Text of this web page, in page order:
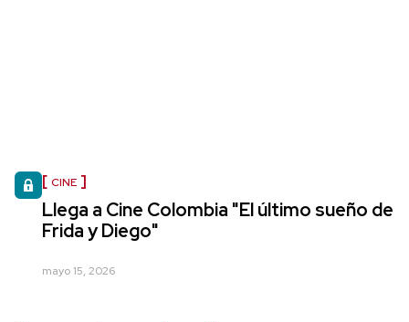
CINE
Llega a Cine Colombia "El último sueño de
Frida y Diego"
mayo 15, 2026